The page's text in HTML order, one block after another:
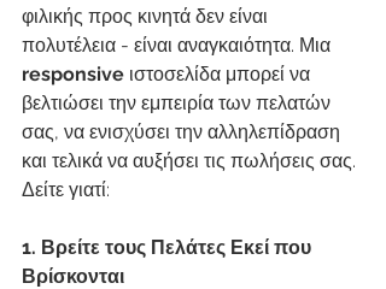
φιλικής προς κινητά δεν είναι
πολυτέλεια - είναι αναγκαιότητα. Μια
responsive ιστοσελίδα μπορεί να
βελτιώσει την εμπειρία των πελατών
σας, να ενισχύσει την αλληλεπίδραση
και τελικά να αυξήσει τις πωλήσεις σας.
Δείτε γιατί:
1. Βρείτε τους Πελάτες Εκεί που
Βρίσκονται